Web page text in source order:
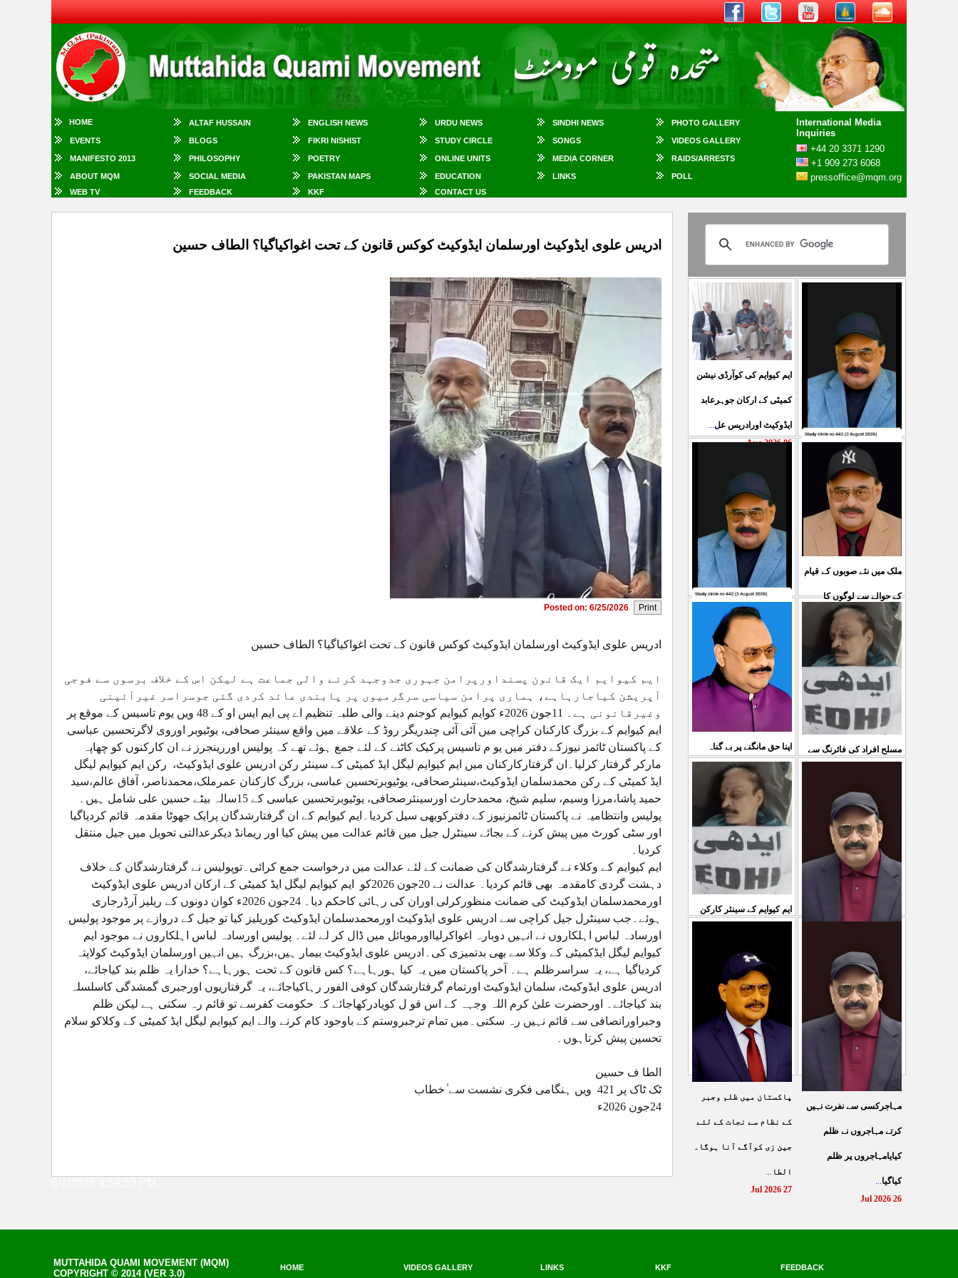
HOME ALTAF HUSSAIN ENGLISH NEWS URDU NEWS SINDHI NEWS PHOTO GALLERY
International Media
Inquiries
+44 20 3371 1290
+1 909 273 6068
pressoffice@mqm.org
EVENTS BLOGS FIKRI NISHIST STUDY CIRCLE SONGS VIDEOS GALLERY
MANIFESTO 2013 PHILOSOPHY POETRY ONLINE UNITS MEDIA CORNER RAIDS/ARRESTS
ABOUT MQM SOCIAL MEDIA PAKISTAN MAPS EDUCATION LINKS
POLL
WEB TV
FEEDBACK KKF CONTACT US
ادریس علوی ایڈوکیٹ اورسلمان ایڈوکیٹ کوکس قانون کے تحت اغواکیاگیا؟ الطاف حسین
Posted on: 6/25/2026
ادریس علوی ایڈوکیٹ اورسلمان ایڈوکیٹ کوکس قانون کے تحت اغواکیاگیا؟ الطاف حسین
ایم کیوایم ایک قانون پسنداورپرامن جہوری جدوجہد کرنے والی جماعت ہے لیکن اس کے خلاف برسوں سے فوجی
آپریشن کیاجارہاہے، ہماری پرامن سیاسی سرگرمیوں پر پابندی عائد کردی گئی جوسراسر غیرآئینی
وغیرقانونی ہے۔ 11جون 2026ء کوایم کیوایم کوجنم دینے والی طلبہ تنظیم اے پی ایم ایس او کے 48 ویں یوم تاسیس کے موقع پر
ایم کیوایم کے بزرگ کارکنان کراچی میں آئی آئی چندریگر روڈ کے علاقے میں واقع سینئر صحافی، یوٹیوبر اوروی لاگرتحسین عباسی
کے پاکستان ٹائمز نیوزکے دفتر میں یو م تاسیس پرکیک کاٹنے کے لئے جمع ہوئے تھے کہ پولیس اوررینجرز نے ان کارکنوں کو چھاپہ
مارکر گرفتار کرلیا۔ان گرفتارکارکنان میں ایم کیوایم لیگل ایڈ کمیٹی کے سینئر رکن ادریس علوی ایڈوکیٹ، رکن ایم کیوایم لیگل
ایڈ کمیٹی کے رکن محمدسلمان ایڈوکیٹ،سینئرصحافی، یوٹیوبرتحسین عباسی، بزرگ کارکنان عمرملک،محمدناصر، آفاق عالم،سید
حمید پاشا،مرزا وسیم، سلیم شیخ، محمدحارث اورسینئرصحافی، یوٹیوبرتحسین عباسی کے 15سالہ بیٹے حسین علی شامل ہیں۔
پولیس وانتظامیہ نے پاکستان ٹائمزنیوز کے دفترکوبھی سیل کردیا۔ایم کیوایم کے ان گرفتارشدگان پرایک جھوٹا مقدمہ قائم کردیاگیا
اور سٹی کورٹ میں پیش کرنے کے بجائے سینٹرل جیل میں قائم عدالت میں پیش کیا اور ریمانڈ دیکرعدالتی تحویل میں جیل منتقل
کردیا۔
ایم کیوایم کے وکلاء نے گرفتارشدگان کی ضمانت کے لئے عدالت میں درخواست جمع کرائی۔توپولیس نے گرفتارشدگان کے خلاف
دہشت گردی کامقدمہ بھی قائم کردیا۔ عدالت نے 20جون 2026کو ایم کیوایم لیگل ایڈ کمیٹی کے ارکان ادریس علوی ایڈوکیٹ
اورمحمدسلمان ایڈوکیٹ کی ضمانت منظورکرلی اوران کی رہائی کاحکم دیا۔ 24جون 2026ء کوان دونوں کے ریلیز آرڈرجاری
ہوئے۔جب سینٹرل جیل کراچی سے ادریس علوی ایڈوکیٹ اورمحمدسلمان ایڈوکیٹ کوریلیز کیا تو جیل کے دروازے پر موجود پولیس
اورسادہ لباس اہلکاروں نے انہیں دوبارہ اغواکرلیااورموبائل میں ڈال کر لے لئے۔ پولیس اورسادہ لباس اہلکاروں نے موجود ایم
کیوایم لیگل ایڈکمیٹی کے وکلا سے بھی بدتمیزی کی۔ادریس علوی ایڈوکیٹ بیمار ہیں،بزرگ ہیں انہیں اورسلمان ایڈوکیٹ کولاپتہ
کردیاگیا ہے، یہ سراسرظلم ہے۔ آخر پاکستان میں یہ کیا ہورہاہے؟ کس قانون کے تحت ہورہاہے؟ خدارا یہ ظلم بند کیاجائے،
ادریس علوی ایڈوکیٹ، سلمان ایڈوکیٹ اورتمام گرفتارشدگان کوفی الفور رہاکیاجائے، یہ گرفتاریوں اورجبری گمشدگی کاسلسلہ
بند کیاجائے۔ اورحضرت علیٰ کرم اللہ وجہہ کے اس قو ل کویادرکھاجائے کہ حکومت کفرسے تو قائم رہ سکتی ہے لیکن ظلم
وجبراورانصافی سے قائم نہیں رہ سکتی۔میں تمام ترجبروستم کے باوجود کام کرنے والے ایم کیوایم لیگل ایڈ کمیٹی کے وکلاکو سلام
تحسین پیش کرتاہوں۔
الطا ف حسین
ٹک ٹاک پر 421 ویں ہنگامی فکری نشست سے ٰخطاب
24جون 2026ء
ایم کیوایم کی کوآرڈی نیشن
کمیٹی کے ارکان جوہرعابد
ایڈوکیٹ اورادریس عل...
06 Aug 2026
حکومت پاکستان کی جانب
سے آزادکشمیرالیکشن کی
صحیح رپورٹنگ کرنے والے
...
کشمیرکا کونہ کونہ لہو
لہو ہے لیکن حکومت کواس
کی کوئی پرواہ نہیں ہے
04 Aug 2026
ملک میں نئے صوبوں کے قیام
کے حوالے سے لوگوں کا
مطالبہ بالکل درست ہے۔ ا
03 Aug 2026
اپنا حق مانگنے پر بے گناہ
کشمیریوں کو گولیاں مارکر
شہ رگ کوکاٹ دیا گی
31 Jul 2026
مسلح افراد کی فائرنگ سے
سمیع الدین رحمانی ک
ایم کیوایم کے سینئر کارکن
شہادت پر متحدہ قومی
سے ہولی کھیلنابند کی جائے،
الطاف حسین...
پاکستان میں ظلم وجبر
کے نظام سے نجات کے لئے
جین زی کوآگے آنا ہوگا۔
الطا ...
27 Jul 2026
مہاجرکسی سے نفرت نہیں
کرتے مہاجروں نے ظلم
کیایامہاجروں پر ظلم
کیاگیا...
26 Jul 2026
MUTTAHIDA QUAMI MOVEMENT (MQM)
COPYRIGHT © 2014 (VER 3.0)
HOME VIDEOS GALLERY LINKS KKF FEEDBACK